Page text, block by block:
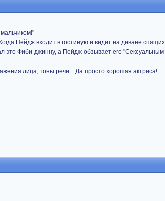
Пейдж входит в гостиную и видит на диване
это Фиби-джинну, а Пейдж обзывает его
лица, тоны речи... Да просто хорошая актриса!